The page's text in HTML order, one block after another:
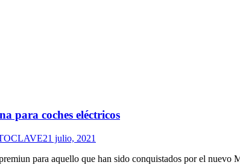
para coches eléctricos
21 julio, 2021
para aquello que han sido conquistados por el nuevo